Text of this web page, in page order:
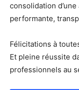
consolidation
performante,
Félicitations à
Et pleine réussite
professionnels au